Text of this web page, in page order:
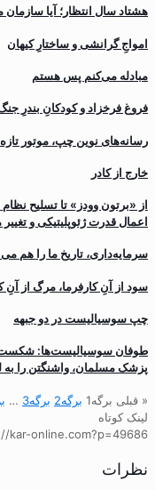
هشتاد سال انتظار؛ آیا
‌امواجِ گرانشی و ساختارِ کیهان
مبادله می‌کنم پس هستم
فروغ فرخزاد و کودکانِ بندرِ جنگ،
رسانه‌های نوین چپ، موتور
خارج از کادر
از «برتون وودز» تا تسلیح
اعمال قدرت ژئوپلیتیکی و
سرمایه‌داری، تاریخ ما را هم
سود از آنِ کارفرما، مرگ از آنِ
چپ سوسیالیست در دو جبهه
پزشک مسلمان، واشنگتن را به
« قبلی برگه1 برگه2 برگه3
…
لینک کوتاه
kar-online.com?p=49686
نظرات